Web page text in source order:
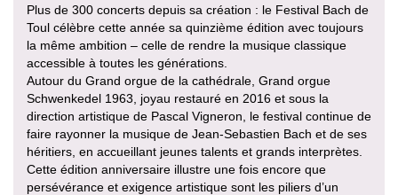
Plus de 300 concerts depuis sa création : le Festival Bach de
Toul célèbre cette année sa quinzième édition avec toujours
la même ambition – celle de rendre la musique classique
accessible à toutes les générations.
Autour du Grand orgue de la cathédrale, Grand orgue
Schwenkedel 1963, joyau restauré en 2016 et sous la
direction artistique de Pascal Vigneron, le festival continue de
faire rayonner la musique de Jean-Sebastien Bach et de ses
héritiers, en accueillant jeunes talents et grands interprètes.
Cette édition anniversaire illustre une fois encore que
persévérance et exigence artistique sont les piliers d’un